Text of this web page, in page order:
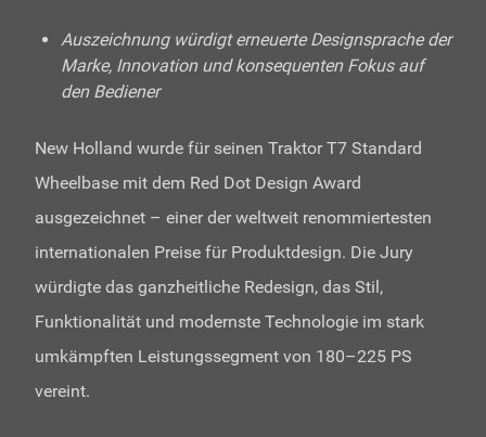
Auszeichnung würdigt erneuerte Designsprache der
Marke, Innovation und konsequenten Fokus auf
den Bediener
New Holland wurde für seinen Traktor T7 Standard
Wheelbase mit dem Red Dot Design Award
ausgezeichnet – einer der weltweit renommiertesten
internationalen Preise für Produktdesign. Die Jury
würdigte das ganzheitliche Redesign, das Stil,
Funktionalität und modernste Technologie im stark
umkämpften Leistungssegment von 180–225 PS
vereint.